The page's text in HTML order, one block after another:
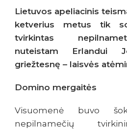
Lietuvos apeliacinis
ketverius metus tik
tvirkintas
nuteistam Erlandui
griežtesnę – laisvės
Domino mergaitės
Visuomenė buvo
nepilnamečių